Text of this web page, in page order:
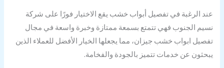
عند الرغبة في تفصيل أبواب خشب يقع الاختيار فورًا على شركة
نسيم الجنوب فهي تتمتع بسمعة ممتازة وخبرة واسعة في مجال
تفصيل ابواب خشب جيزان، مما يجعلها الخيار الأفضل للعملاء الذين
يبحثون عن خدمات تتميز بالجودة والفخامة.